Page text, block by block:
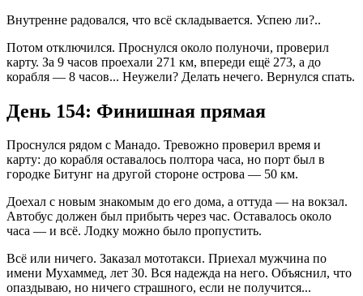
Внутренне радовался, что всё складывается. Успею ли?..
Потом отключился. Проснулся около полуночи, проверил
карту. За 9 часов проехали 271 км, впереди ещё 273, а до
корабля — 8 часов... Неужели? Делать нечего. Вернулся спать.
День 154: Финишная прямая
Проснулся рядом с Манадо. Тревожно проверил время и
карту: до корабля оставалось полтора часа, но порт был в
городке Битунг на другой стороне острова — 50 км.
Доехал с новым знакомым до его дома, а оттуда — на вокзал.
Автобус должен был прибыть через час. Оставалось около
часа — и всё. Лодку можно было пропустить.
Всё или ничего. Заказал мототакси. Приехал мужчина по
имени Мухаммед, лет 30. Вся надежда на него. Объяснил, что
опаздываю, но ничего страшного, если не получится...